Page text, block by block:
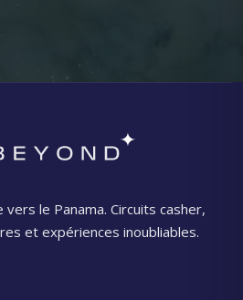
le Panama. Circuits casher,
et expériences inoubliables.